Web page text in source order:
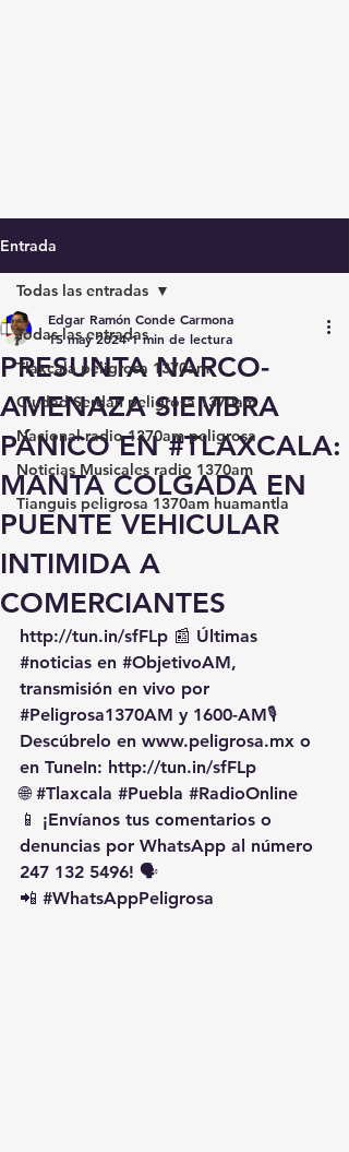
Entrada
Todas las entradas
Tlaxcala peligrosa 1370am
Ciudad Serdán peligrosa 1370am
Nacional radio 1370am peligrosa
Noticias Musicales radio 1370am
Tianguis peligrosa 1370am huamantla
Todas las entradas
PRESUNTA NARCO-
AMENAZA SIEMBRA
PÁNICO EN #TLAXCALA:
MANTA COLGADA EN
PUENTE VEHICULAR
INTIMIDA A
COMERCIANTES
Edgar Ramón Conde Carmona
15 may 2024 1 min de lectura
http://tun.in/sfFLp 📰 Últimas
#noticias en #ObjetivoAM,
transmisión en vivo por
#Peligrosa1370AM y 1600-AM🎙️
Descúbrelo en www.peligrosa.mx o
en TuneIn: http://tun.in/sfFLp
🌐 #Tlaxcala #Puebla #RadioOnline
📱 ¡Envíanos tus comentarios o
denuncias por WhatsApp al número
247 132 5496! 🗣️
📲 #WhatsAppPeligrosa